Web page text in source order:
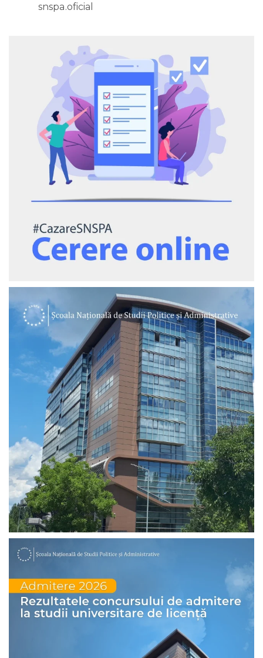
snspa.oficial